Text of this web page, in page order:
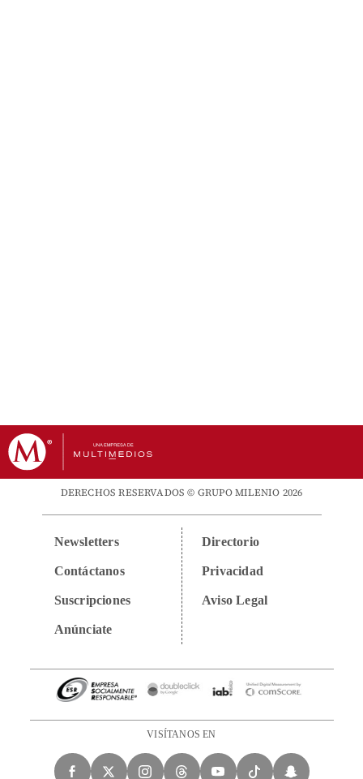
DERECHOS RESERVADOS © GRUPO MILENIO 2026
Newsletters
Contáctanos
Suscripciones
Anúnciate
Directorio
Privacidad
Aviso Legal
VISÍTANOS EN